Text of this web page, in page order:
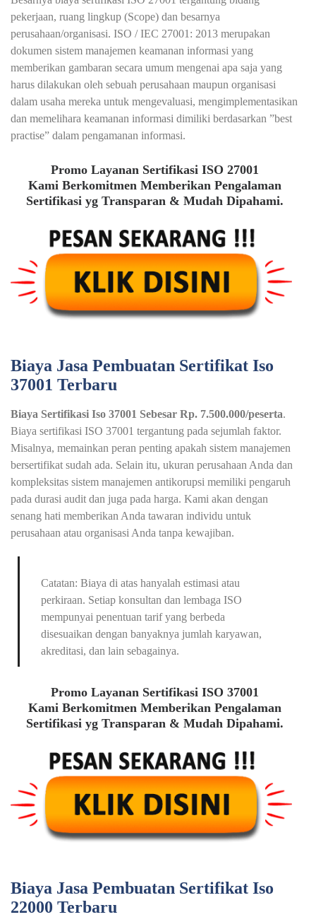
pekerjaan, ruang lingkup (Scope) dan besarnya
perusahaan/organisasi. ISO / IEC 27001: 2013 merupakan
dokumen sistem manajemen keamanan informasi yang
memberikan gambaran secara umum mengenai apa saja yang
harus dilakukan oleh sebuah perusahaan maupun organisasi
dalam usaha mereka untuk mengevaluasi, mengimplementasikan
dan memelihara keamanan informasi dimiliki berdasarkan ”best
practise” dalam pengamanan informasi.
Promo Layanan Sertifikasi ISO 27001
Kami Berkomitmen Memberikan Pengalaman
Sertifikasi yg Transparan & Mudah Dipahami.
Biaya Jasa Pembuatan Sertifikat Iso
37001 Terbaru
Biaya Sertifikasi Iso 37001 Sebesar Rp. 7.500.000/peserta.
Biaya sertifikasi ISO 37001 tergantung pada sejumlah faktor.
Misalnya, memainkan peran penting apakah sistem manajemen
bersertifikat sudah ada. Selain itu, ukuran perusahaan Anda dan
kompleksitas sistem manajemen antikorupsi memiliki pengaruh
pada durasi audit dan juga pada harga. Kami akan dengan
senang hati memberikan Anda tawaran individu untuk
perusahaan atau organisasi Anda tanpa kewajiban.
Catatan: Biaya di atas hanyalah estimasi atau
perkiraan. Setiap konsultan dan lembaga ISO
mempunyai penentuan tarif yang berbeda
disesuaikan dengan banyaknya jumlah karyawan,
akreditasi, dan lain sebagainya.
Promo Layanan Sertifikasi ISO 37001
Kami Berkomitmen Memberikan Pengalaman
Sertifikasi yg Transparan & Mudah Dipahami.
Biaya Jasa Pembuatan Sertifikat Iso
22000 Terbaru